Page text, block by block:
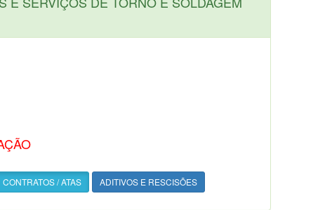
CONTRATOS / ATAS ADITIVOS E RESCISÕES